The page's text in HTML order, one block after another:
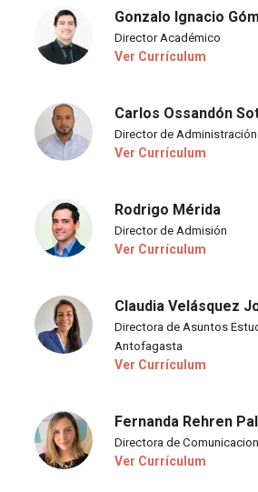
Gonzalo Ignacio
Director Académico
Ver Currículum
Carlos Ossandón
Director de
Ver Currículum
Rodrigo Mérida
Director de Admisión
Ver Currículum
Claudia Velásquez
Directora de Asuntos
Antofagasta
Ver Currículum
Fernanda Rehren
Directora de
Ver Currículum